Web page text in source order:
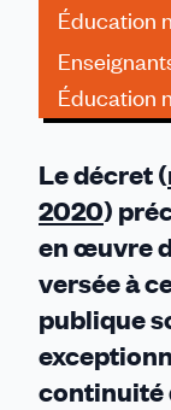
Éducation
Éducation
Le décret (
2020)
en œuvre
versée à
publique
continuité